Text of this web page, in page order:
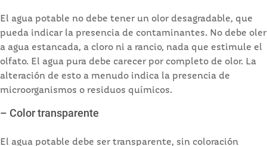
El agua potable no debe tener un olor desagradable, que
pueda indicar la presencia de contaminantes. No debe oler
a agua estancada, a cloro ni a rancio, nada que estimule el
olfato. El agua pura debe carecer por completo de olor. La
alteración de esto a menudo indica la presencia de
microorganismos o residuos químicos.
– Color transparente
El agua potable debe ser transparente, sin coloración